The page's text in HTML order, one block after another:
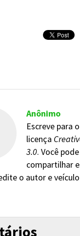
Anônimo
Escreve para
licença
3.0. Você
compartilhar
o autor e